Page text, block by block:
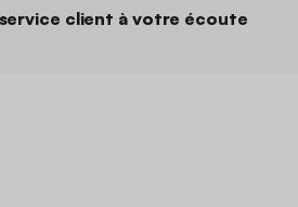
client à votre écoute